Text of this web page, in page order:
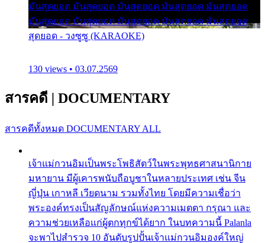
มันสุดยอด มันสุดยอด มันสุดยอด มันสุดยอด มันสุดยอด
มันสุดยอด มันสุดยอด มันสุดยอด มันสุดยอด มันสุดยอด
สุดยอด - วงซูซู (KARAOKE)
130 views • 03.07.2569
สารคดี | DOCUMENTARY
สารคดีทั้งหมด DOCUMENTARY ALL
เจ้าแม่กวนอิมเป็นพระโพธิสัตว์ในพระพุทธศาสนานิกาย
มหายาน มีผู้เคารพนับถือบูชาในหลายประเทศ เช่น จีน
ญี่ปุ่น เกาหลี เวียดนาม รวมทั้งไทย โดยมีความเชื่อว่า
พระองค์ทรงเป็นสัญลักษณ์แห่งความเมตตา กรุณา และ
ความช่วยเหลือแก่ผู้ตกทุกข์ได้ยาก ในบทความนี้ Palanla
จะพาไปสำรวจ 10 อันดับรูปปั้นเจ้าแม่กวนอิมองค์ใหญ่